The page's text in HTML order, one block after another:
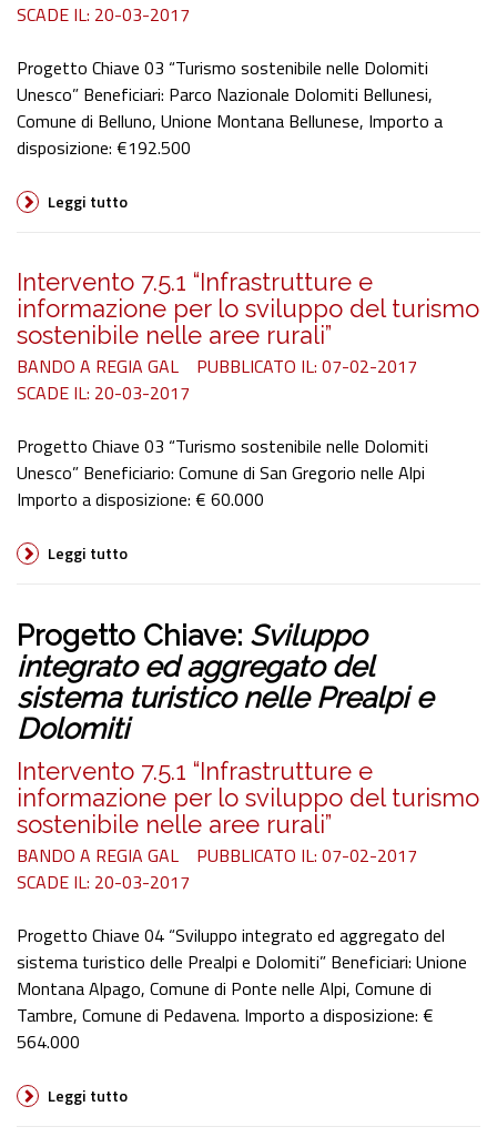
SCADE IL: 20-03-2017
Progetto Chiave 03 “Turismo sostenibile nelle Dolomiti
Unesco” Beneficiari: Parco Nazionale Dolomiti Bellunesi,
Comune di Belluno, Unione Montana Bellunese, Importo a
disposizione: €192.500
Leggi tutto
Intervento 7.5.1 “Infrastrutture e
informazione per lo sviluppo del turismo
sostenibile nelle aree rurali”
BANDO A REGIA GAL
PUBBLICATO IL: 07-02-2017
SCADE IL: 20-03-2017
Progetto Chiave 03 “Turismo sostenibile nelle Dolomiti
Unesco” Beneficiario: Comune di San Gregorio nelle Alpi
Importo a disposizione: € 60.000
Leggi tutto
Progetto Chiave: Sviluppo
integrato ed aggregato del
sistema turistico nelle Prealpi e
Dolomiti
Intervento 7.5.1 “Infrastrutture e
informazione per lo sviluppo del turismo
sostenibile nelle aree rurali”
BANDO A REGIA GAL
PUBBLICATO IL: 07-02-2017
SCADE IL: 20-03-2017
Progetto Chiave 04 “Sviluppo integrato ed aggregato del
sistema turistico delle Prealpi e Dolomiti” Beneficiari: Unione
Montana Alpago, Comune di Ponte nelle Alpi, Comune di
Tambre, Comune di Pedavena. Importo a disposizione: €
564.000
Leggi tutto